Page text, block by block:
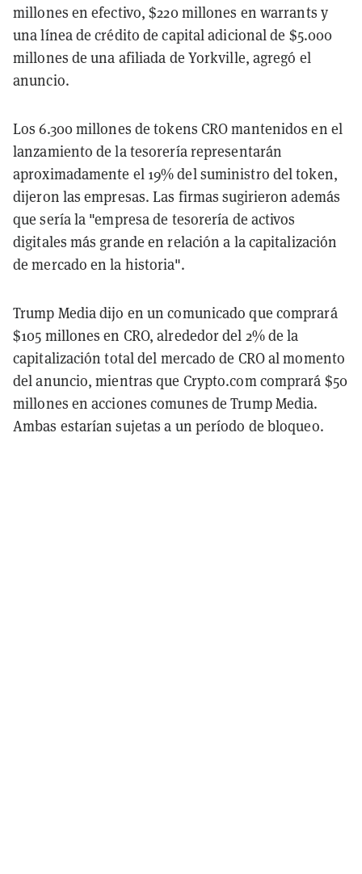
millones en efectivo, $220 millones en warrants y
una línea de crédito de capital adicional de $5.000
millones de una afiliada de Yorkville, agregó el
anuncio.
Los 6.300 millones de tokens CRO mantenidos en el
lanzamiento de la tesorería representarán
aproximadamente el 19% del suministro del token,
dijeron las empresas. Las firmas sugirieron además
que sería la "empresa de tesorería de activos
digitales más grande en relación a la capitalización
de mercado en la historia".
Trump Media dijo en un comunicado que comprará
$105 millones en CRO, alrededor del 2% de la
capitalización total del mercado de CRO al momento
del anuncio, mientras que Crypto.com comprará $50
millones en acciones comunes de Trump Media.
Ambas estarían sujetas a un período de bloqueo.